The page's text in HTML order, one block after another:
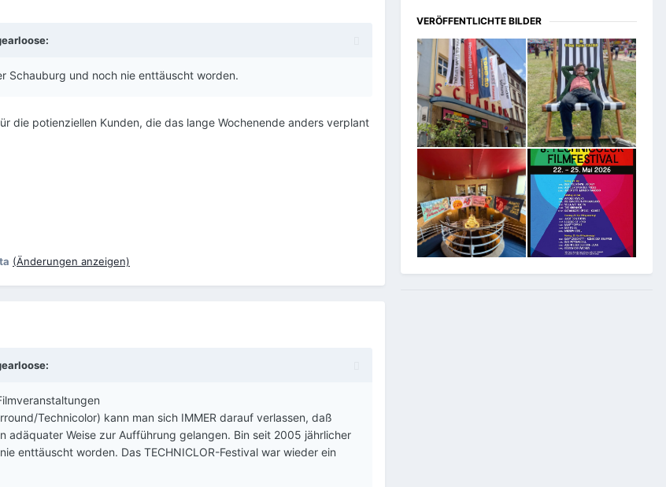
:
Schauburg und noch nie enttäuscht worden.
die potienziellen Kunden, die das lange Wochenende anders verplant
(Änderungen anzeigen)
:
Technicolor) kann man sich IMMER darauf verlassen, daß
adäquater Weise zur Aufführung gelangen. Bin seit 2005 jährlicher
enttäuscht worden. Das TECHNICLOR-Festival war wieder ein
VERÖFFENTLICHTE BILDER